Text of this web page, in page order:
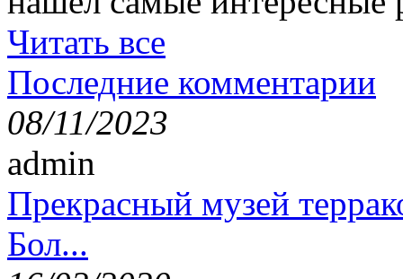
Читать все
Последние комментарии
08/11/2023
admin
Прекрасный музей
Бол...